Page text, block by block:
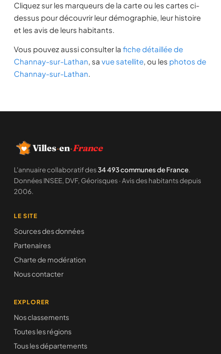
Cliquez sur les marqueurs de la carte ou les cartes ci-
dessus pour découvrir leur démographie, leur histoire
et les avis de leurs habitants.
Vous pouvez aussi consulter la fiche détaillée de
Channay-sur-Lathan, sa vue satellite, ou les photos de
Channay-sur-Lathan.
Villes·en·France
L'annuaire collaboratif des34 493 communes de France.
Données INSEE, DVF, Géorisques · Avis des habitants depuis
2006.
LE SITE
Sources des données
Partenaires
Charte de modération
Nous contacter
EXPLORER
Nos classements
Toutes les régions
Tous les départements